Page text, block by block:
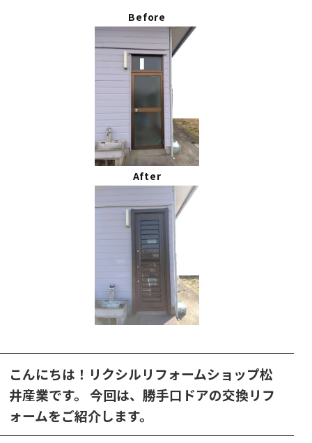
Before
After
こんにちは！リクシルリフォームショップ松
井産業です。 今回は、勝手口ドアの交換リフ
ォームをご紹介します。